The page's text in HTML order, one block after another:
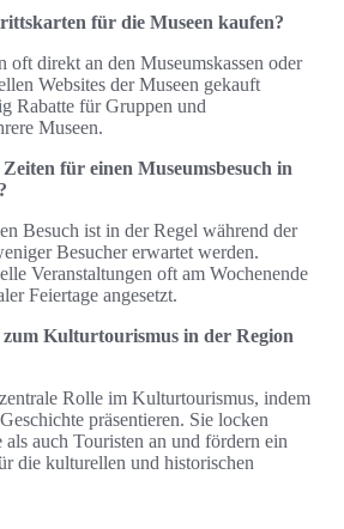
für die Museen kaufen?
oft direkt an den Museumskassen oder
Websites der Museen gekauft
Rabatte für Gruppen und
Museen.
Zeiten für einen Museumsbesuch in
Besuch ist in der Regel während der
Besucher erwartet werden.
Veranstaltungen oft am Wochenende
Feiertage angesetzt.
zum Kulturtourismus in der Region
Rolle im Kulturtourismus, indem
präsentieren. Sie locken
auch Touristen an und fördern ein
die kulturellen und historischen